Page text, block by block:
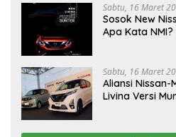
Sabtu, 16 Maret
Sosok New
Apa Kata NMI?
Sabtu, 16 Maret
Aliansi Nissan-
Livina Versi